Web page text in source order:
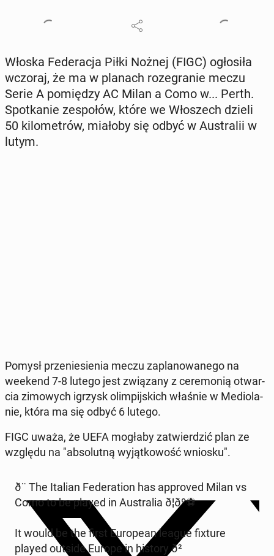
Włoska Fe­de­ra­cja Piłki Nożnej (FIGC) ogło­si­ła
wczoraj, że ma w planach ro­ze­gra­nie meczu
Serie A po­mię­dzy AC Milan a Como w... Perth.
Spo­tka­nie ze­spo­łów, które we Wło­szech dzieli
50 ki­lo­me­trów, miałoby się odbyć w Au­stra­lii w
lutym.
Pomysł prze­nie­sie­nia meczu za­pla­no­wa­ne­go na
weekend 7-8 lutego jest zwią­za­ny z ce­re­mo­nią otwar­
cia zi­mo­wych igrzysk olim­pij­skich właśnie w Me­dio­la­
nie, która ma się odbyć 6 lutego.
FIGC uważa, że UEFA mogłaby za­twier­dzić plan ze
względu na "ab­so­lut­ną wy­jąt­ko­wość wniosku".
ð¨ The Italian Fe­de­ra­tion has ap­pro­ved Milan vs
Como to be played in Au­stra­lia ð¦ðº⚽️
It would be the first Eu­ro­pe­an league fixture
played outside Europe in history ð²